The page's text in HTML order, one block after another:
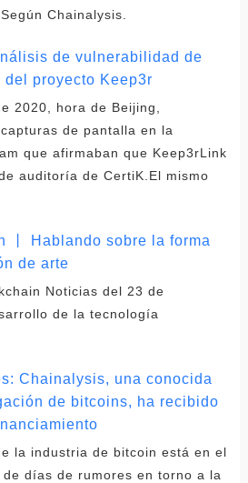
Chainalysis.
de vulnerabilidad de
proyecto Keep3r
2020, hora de Beijing,
de pantalla en la
que afirmaban que Keep3rLink
auditoría de CertiK.El mismo
丨 Hablando sobre la forma
de arte
Noticias del 23 de
de la tecnología
Chainalysis, una conocida
de bitcoins, ha recibido
la industria de bitcoin está en el
días de rumores en torno a la